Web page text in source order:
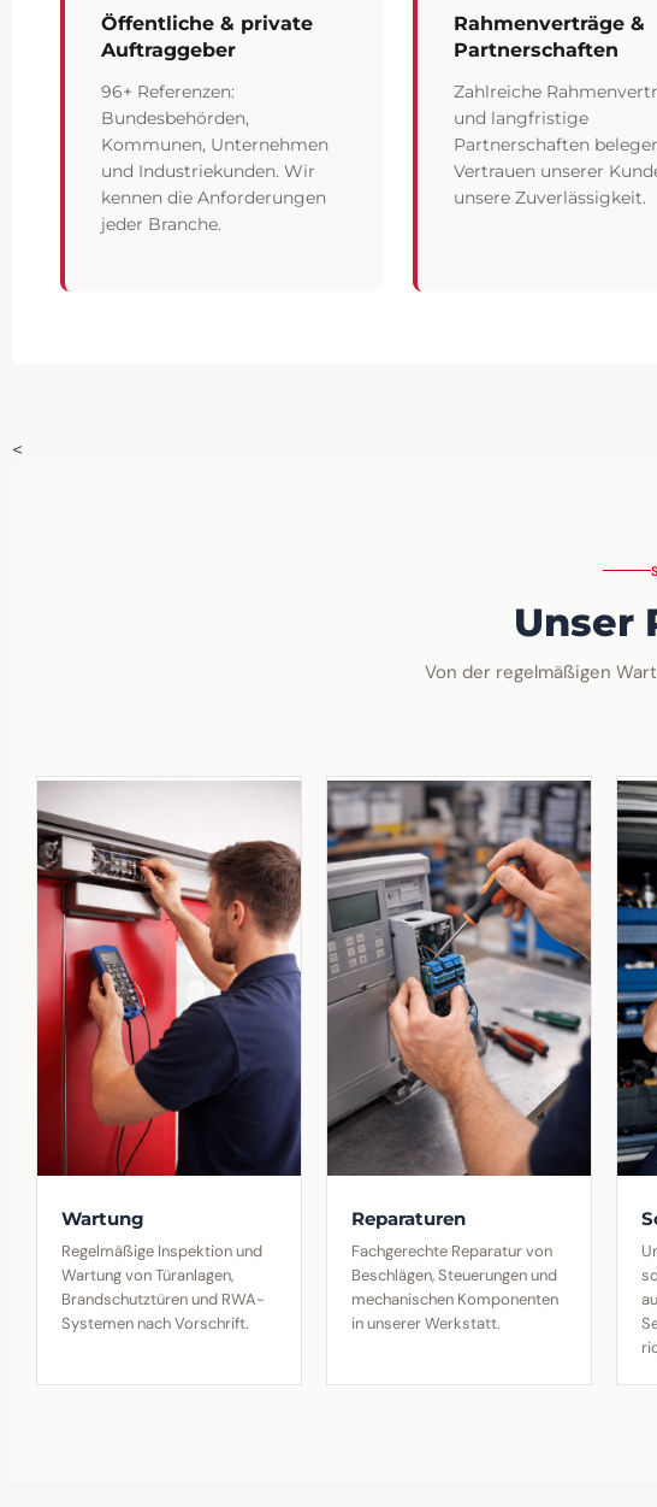
Öffentliche & private
Auftraggeber
96+ Referenzen:
Bundesbehörden,
Kommunen, Unternehmen
und Industriekunden. Wir
kennen die Anforderungen
jeder Branche.
Rahmenverträge &
Partnerschaften
Zahlreiche
und langfristige
Partnerschaften
Vertrauen unserer
unsere Zuverlässigkeit.
<
Unser
Von der regelmäßigen
Wartung
Regelmäßige Inspektion und
Wartung von Türanlagen,
Brandschutztüren und RWA-
Systemen nach Vorschrift.
Reparaturen
Fachgerechte Reparatur von
Beschlägen, Steuerungen und
mechanischen Komponenten
in unserer Werkstatt.